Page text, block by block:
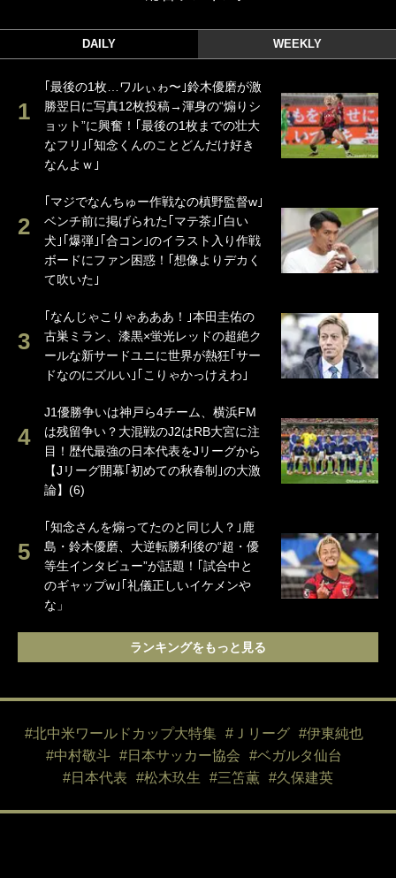
DAILY WEEKLY
｢最後の1枚…ワルぃゎ〜｣鈴木優磨が激
勝翌日に写真12枚投稿→渾身の“煽りシ
ョット”に興奮！｢最後の1枚までの壮大
なフリ｣｢知念くんのことどんだけ好き
なんよｗ｣
｢マジでなんちゅー作戦なの槙野監督w｣
ベンチ前に掲げられた｢マテ茶｣｢白い
犬｣｢爆弾｣｢合コン｣のイラスト入り作戦
ボードにファン困惑！｢想像よりデカく
て吹いた｣
｢なんじゃこりゃあああ！｣本田圭佑の
古巣ミラン、漆黒×蛍光レッドの超絶ク
ールな新サードユニに世界が熱狂｢サー
ドなのにズルい｣｢こりゃかっけえわ｣
J1優勝争いは神戸ら4チーム、横浜FM
は残留争い？大混戦のJ2はRB大宮に注
目！歴代最強の日本代表をJリーグから
【Jリーグ開幕｢初めての秋春制｣の大激
論】(6)
｢知念さんを煽ってたのと同じ人？｣鹿
島・鈴木優磨、大逆転勝利後の“超・優
等生インタビュー”が話題！｢試合中と
のギャップw｣｢礼儀正しいイケメンや
な」
ランキングをもっと見る
#北中米ワールドカップ大特集 #Ｊリーグ
#伊東純也
#中村敬斗
#日本サッカー協会
#ベガルタ仙台
#日本代表
#松木玖生 #三笘薫 #久保建英